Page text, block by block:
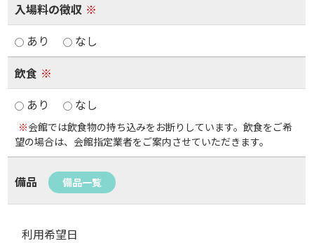
入場料の徴収 ※
あり
なし
飲食 ※
あり
なし
※会館では飲食物の持ち込みをお断りしています。飲食をご希
望の場合は、会館指定業者をご案内させていただきます。
備品 備品一覧
利用希望日